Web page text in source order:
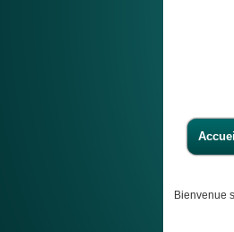
Accueil
Bienvenue